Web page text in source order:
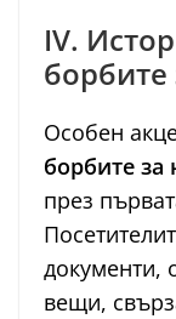
IV.
борбите
Особен
борбите
през
документи,
вещи,